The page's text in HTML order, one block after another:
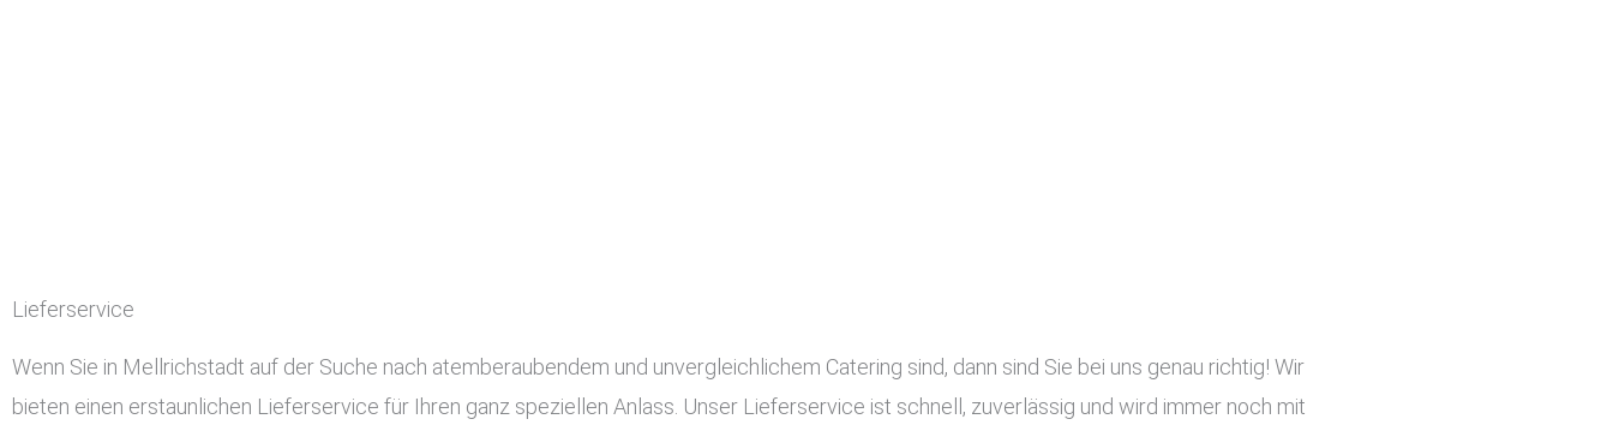
Lieferservice
Wenn Sie in Mellrichstadt auf der Suche nach atemberaubendem und unvergleichlichem Catering sind, dann sind Sie bei uns genau richtig! Wir
bieten einen erstaunlichen Lieferservice für Ihren ganz speziellen Anlass. Unser Lieferservice ist schnell, zuverlässig und wird immer noch mit